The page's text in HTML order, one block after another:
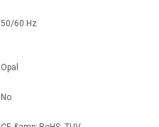
50/60 Hz
Opal
No